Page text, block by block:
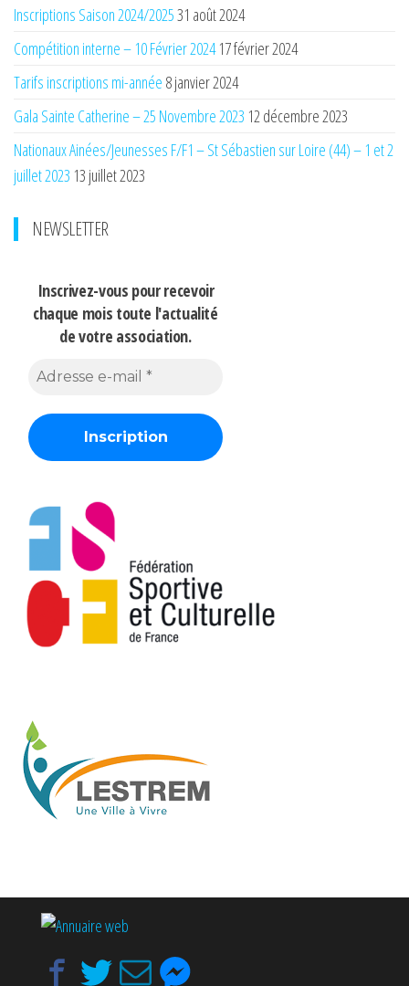
Inscriptions Saison 2024/202531 août 2024
Compétition interne – 10 Février 2024 17 février 2024
Tarifs inscriptions mi-année 8 janvier 2024
Gala Sainte Catherine – 25 Novembre 2023 12 décembre 2023
Nationaux Ainées/Jeunesses F/F1 – St Sébastien sur Loire (44) – 1 et 2
juillet 2023 13 juillet 2023
NEWSLETTER
Inscrivez-vous pour recevoir
chaque mois toute l'actualité
de votre association.